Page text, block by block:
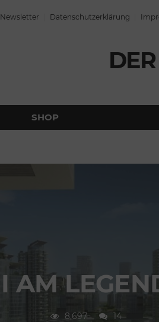
Newsletter Datenschutzerklärung
SHOP
I AM
8,697 14